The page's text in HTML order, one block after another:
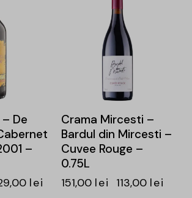
De
–
lei
Crama Mircesti –
Bardul din Mircesti –
Cuvee Rouge –
0.75L
151,00 lei 113,00 lei